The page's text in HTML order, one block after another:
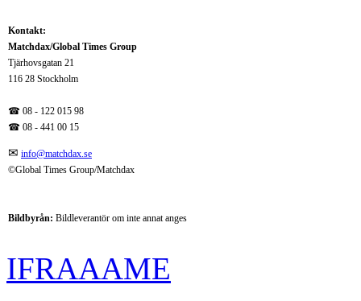
Kontakt:
Matchdax/Global Times Group
Tjärhovsgatan 21
116 28 Stockholm
☎ 08 - 122 015 98
☎ 08 - 441 00 15
✉ info@matchdax.se
©Global Times Group/Matchdax
Bildbyrån: Bildleverantör om inte annat anges
IFRAAAME